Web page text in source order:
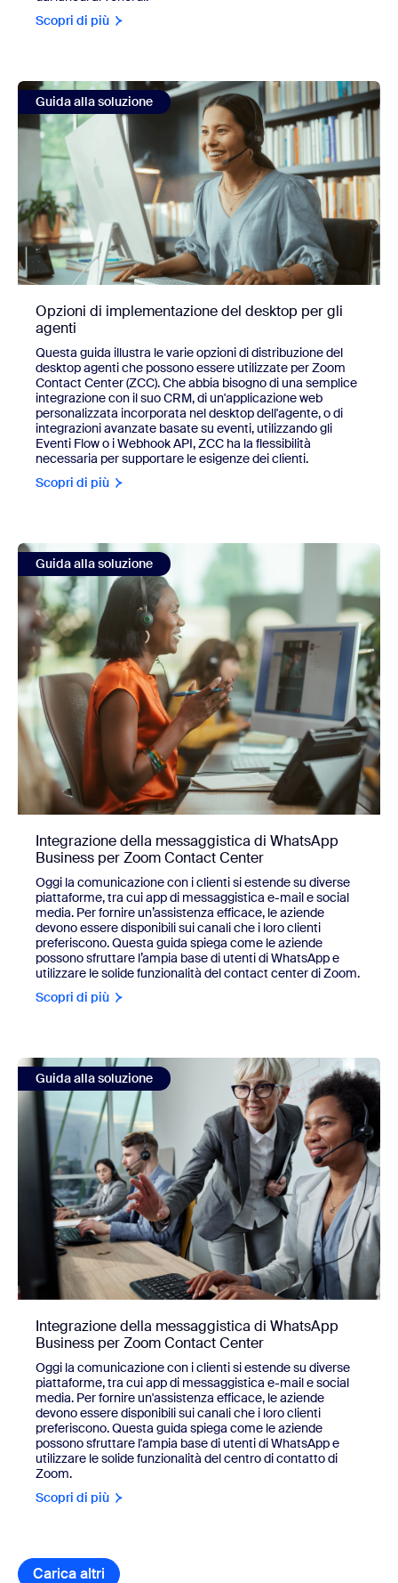
Scopri di più
view Opzioni di implementazione del desktop per gli
Guida alla soluzione
Opzioni di implementazione del desktop per gli
agenti
Questa guida illustra le varie opzioni di distribuzione del
desktop agenti che possono essere utilizzate per Zoom
Contact Center (ZCC). Che abbia bisogno di una semplice
integrazione con il suo CRM, di un'applicazione web
personalizzata incorporata nel desktop dell'agente, o di
integrazioni avanzate basate su eventi, utilizzando gli
Eventi Flow o i Webhook API, ZCC ha la flessibilità
necessaria per supportare le esigenze dei clienti.
Scopri di più
view Integrazione della messaggistica di WhatsApp
Guida alla soluzione
Integrazione della messaggistica di WhatsApp
Business per Zoom Contact Center
Oggi la comunicazione con i clienti si estende su diverse
piattaforme, tra cui app di messaggistica e-mail e social
media. Per fornire un’assistenza efficace, le aziende
devono essere disponibili sui canali che i loro clienti
preferiscono. Questa guida spiega come le aziende
possono sfruttare l’ampia base di utenti di WhatsApp e
utilizzare le solide funzionalità del contact center di Zoom.
Scopri di più
view Integrazione della messaggistica di WhatsApp
Guida alla soluzione
Integrazione della messaggistica di WhatsApp
Business per Zoom Contact Center
Oggi la comunicazione con i clienti si estende su diverse
piattaforme, tra cui app di messaggistica e-mail e social
media. Per fornire un'assistenza efficace, le aziende
devono essere disponibili sui canali che i loro clienti
preferiscono. Questa guida spiega come le aziende
possono sfruttare l'ampia base di utenti di WhatsApp e
utilizzare le solide funzionalità del centro di contatto di
Zoom.
Scopri di più
Carica altri